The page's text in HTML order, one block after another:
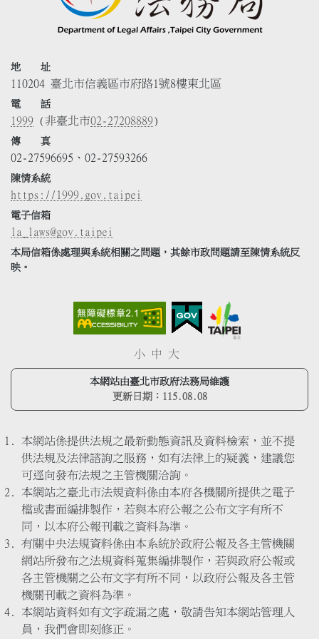
地 址
110204 臺北市信義區市府路1號8樓東北區
電 話
1999 (非臺北市02-27208889)
傳 真
02-27596695、02-27593266
陳情系統
https://1999.gov.taipei
電子信箱
la_laws@gov.taipei
本局信箱係處理與系統相關之問題，其餘市政問題請至陳情系統反
映。
小 中 大
本網站由臺北市政府法務局維護
更新日期： 115.08.08
本網站係提供法規之最新動態資訊及資料檢索，並不提
供法規及法律諮詢之服務，如有法律上的疑義，建議您
可逕向發布法規之主管機關洽詢。
本網站之臺北市法規資料係由本府各機關所提供之電子
檔或書面編排製作，若與本府公報之公布文字有所不
同，以本府公報刊載之資料為準。
有關中央法規資料係由本系統於政府公報及各主管機關
網站所發布之法規資料蒐集編排製作，若與政府公報或
各主管機關之公布文字有所不同，以政府公報及各主管
機關刊載之資料為準。
本網站資料如有文字疏漏之處，敬請告知本網站管理人
員，我們會即刻修正。